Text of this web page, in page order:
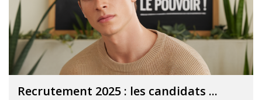
Recrutement 2025 : les candidats ...